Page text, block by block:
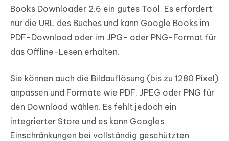
Books Downloader 2.6 ein gutes Tool. Es erfordert
nur die URL des Buches und kann Google Books im
PDF-Download oder im JPG- oder PNG-Format für
das Offline-Lesen erhalten.
Sie können auch die Bildauflösung (bis zu 1280 Pixel)
anpassen und Formate wie PDF, JPEG oder PNG für
den Download wählen. Es fehlt jedoch ein
integrierter Store und es kann Googles
Einschränkungen bei vollständig geschützten